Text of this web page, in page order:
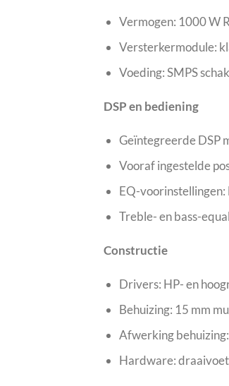
Vermogen: 1000 W
Versterkermodule:
Voeding: SMPS
DSP en bediening
Geïntegreerde DSP
Vooraf ingestelde
EQ-voorinstellingen:
Treble- en bass-
Constructie
Drivers: HP- en
Behuizing: 15 mm
Afwerking
Hardware: